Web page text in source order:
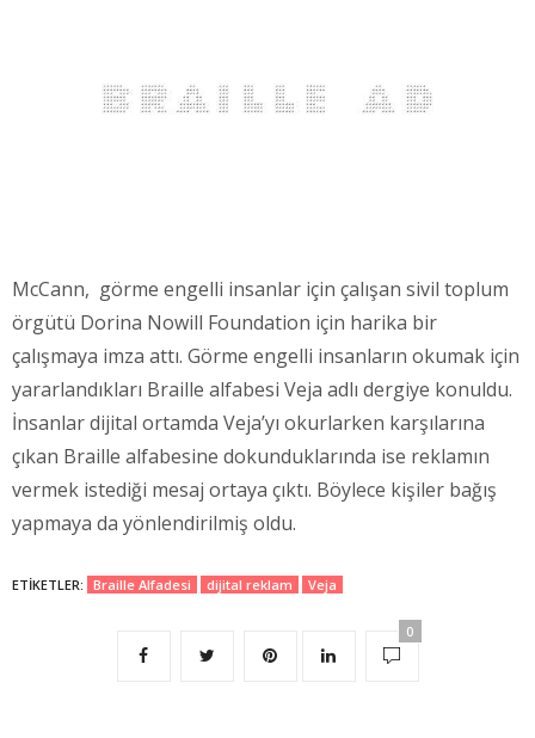
McCann, görme engelli insanlar için çalışan sivil toplum
örgütü Dorina Nowill Foundation için harika bir
çalışmaya imza attı. Görme engelli insanların okumak için
yararlandıkları Braille alfabesi Veja adlı dergiye konuldu.
İnsanlar dijital ortamda Veja’yı okurlarken karşılarına
çıkan Braille alfabesine dokunduklarında ise reklamın
vermek istediği mesaj ortaya çıktı. Böylece kişiler bağış
yapmaya da yönlendirilmiş oldu.
ETIKETLER: Braille Alfadesi dijital reklam Veja
0